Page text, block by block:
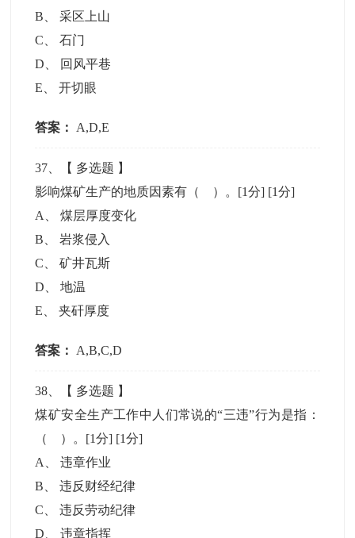
B 、采区上山
C 、石门
D
回风平巷
E 、开切眼
答案： A,D,E
37 、【 多选题 】
影响煤矿生产的地质因素有（ ）。[1分] [1分]
A
、煤层厚度变化
B 、岩浆侵入
C 、矿井瓦斯
D 、地温
E 、夹矸厚度
答案： A,B,C,D
38 、【 多选题 】
煤矿安全生产工作中人们常说的“三违”行为是指：
（ ）。[1分] [1分]
A
、违章作业
B 、违反财经纪律
C 、违反劳动纪律
D 、违章指挥